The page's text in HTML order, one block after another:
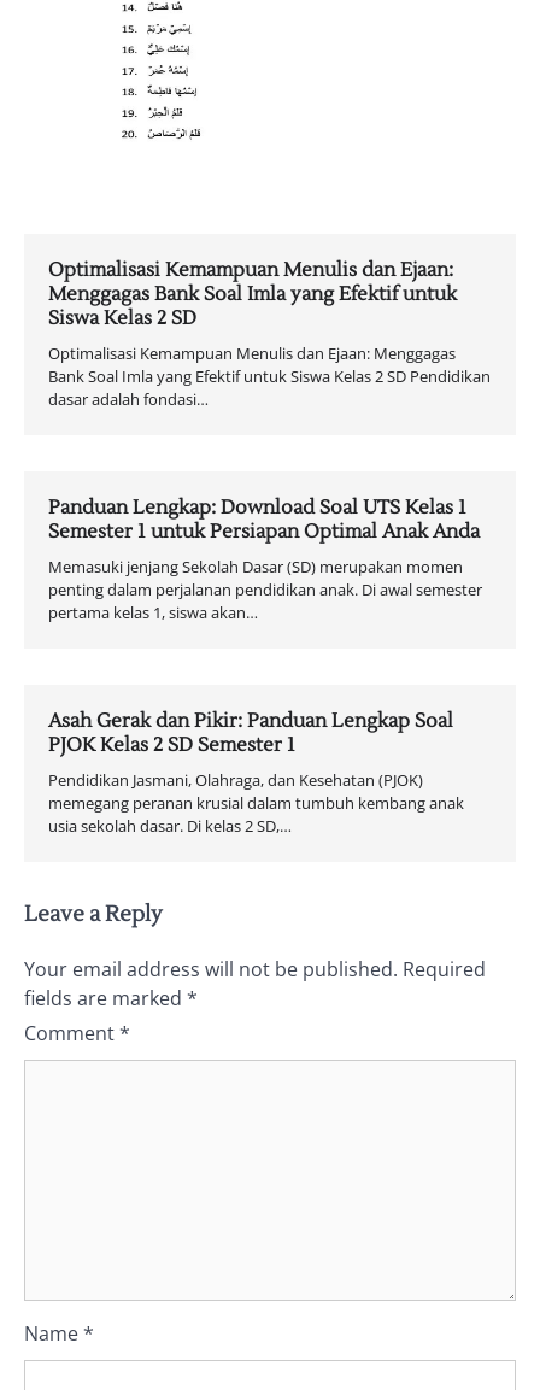
Optimalisasi Kemampuan Menulis dan Ejaan:
Menggagas Bank Soal Imla yang Efektif untuk
Siswa Kelas 2 SD
Optimalisasi Kemampuan Menulis dan Ejaan: Menggagas
Bank Soal Imla yang Efektif untuk Siswa Kelas 2 SD Pendidikan
dasar adalah fondasi…
Panduan Lengkap: Download Soal UTS Kelas 1
Semester 1 untuk Persiapan Optimal Anak Anda
Memasuki jenjang Sekolah Dasar (SD) merupakan momen
penting dalam perjalanan pendidikan anak. Di awal semester
pertama kelas 1, siswa akan…
Asah Gerak dan Pikir: Panduan Lengkap Soal
PJOK Kelas 2 SD Semester 1
Pendidikan Jasmani, Olahraga, dan Kesehatan (PJOK)
memegang peranan krusial dalam tumbuh kembang anak
usia sekolah dasar. Di kelas 2 SD,…
Leave a Reply
Your email address will not be published. Required
fields are marked *
Comment*
Name*